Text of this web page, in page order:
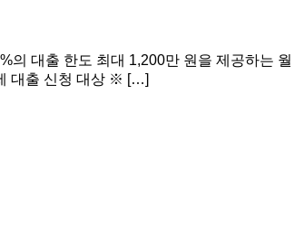
의 대출 한도 최대 1,200만 원을 제공하는 월
대출 신청 대상 ※ […]